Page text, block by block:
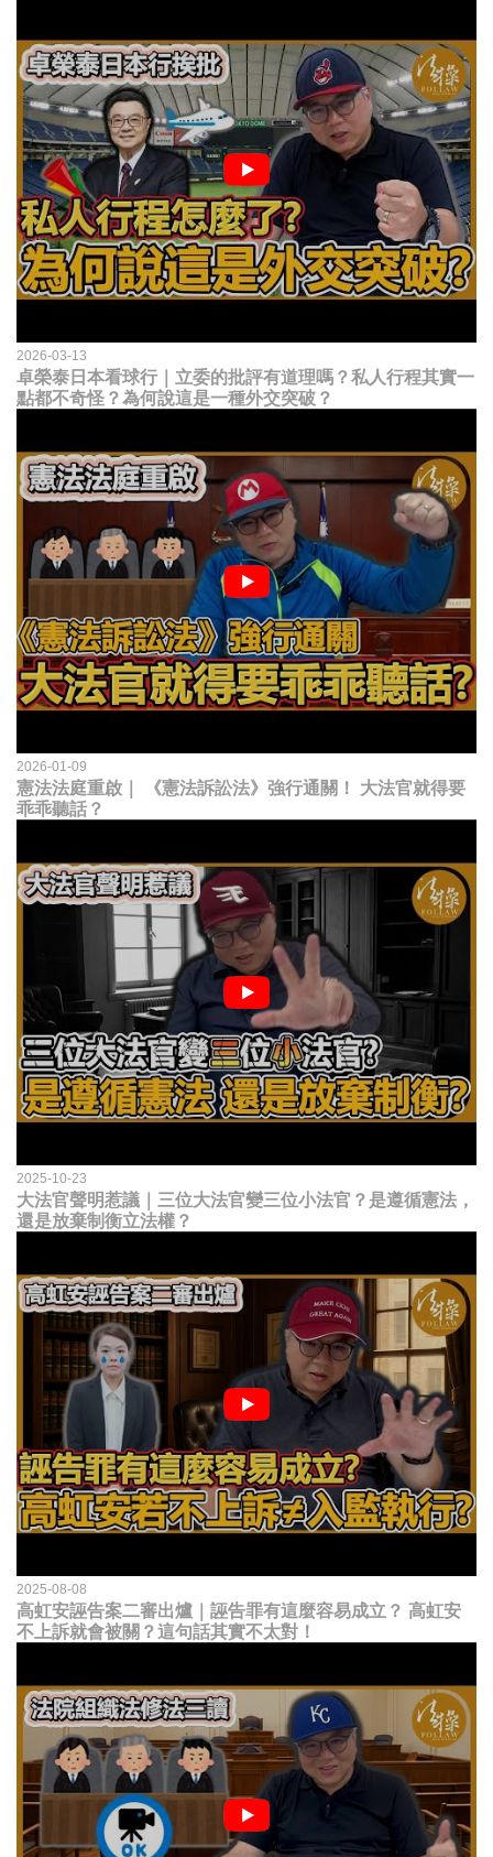
2026-03-13
卓榮泰日本看球行｜立委的批評有道理嗎？私人行程其實一
點都不奇怪？為何說這是一種外交突破？
2026-01-09
憲法法庭重啟｜ 《憲法訴訟法》強行通關！ 大法官就得要
乖乖聽話？
2025-10-23
大法官聲明惹議｜三位大法官變三位小法官？是遵循憲法，
還是放棄制衡立法權？
2025-08-08
高虹安誣告案二審出爐｜誣告罪有這麼容易成立？ 高虹安
不上訴就會被關？這句話其實不太對！